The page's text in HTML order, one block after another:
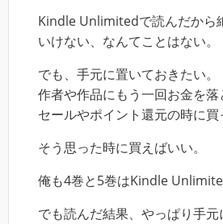
Kindle Unlimitedで読んだから
いけない、なんてことはない。
でも、手元に置いておきたい。
作者や作品にもう一回お金を落
セールやポイント還元の時に買
そう思った時に買えばいい。
俺も4巻と5巻はKindle
でも読んだ結果、やっぱり手元